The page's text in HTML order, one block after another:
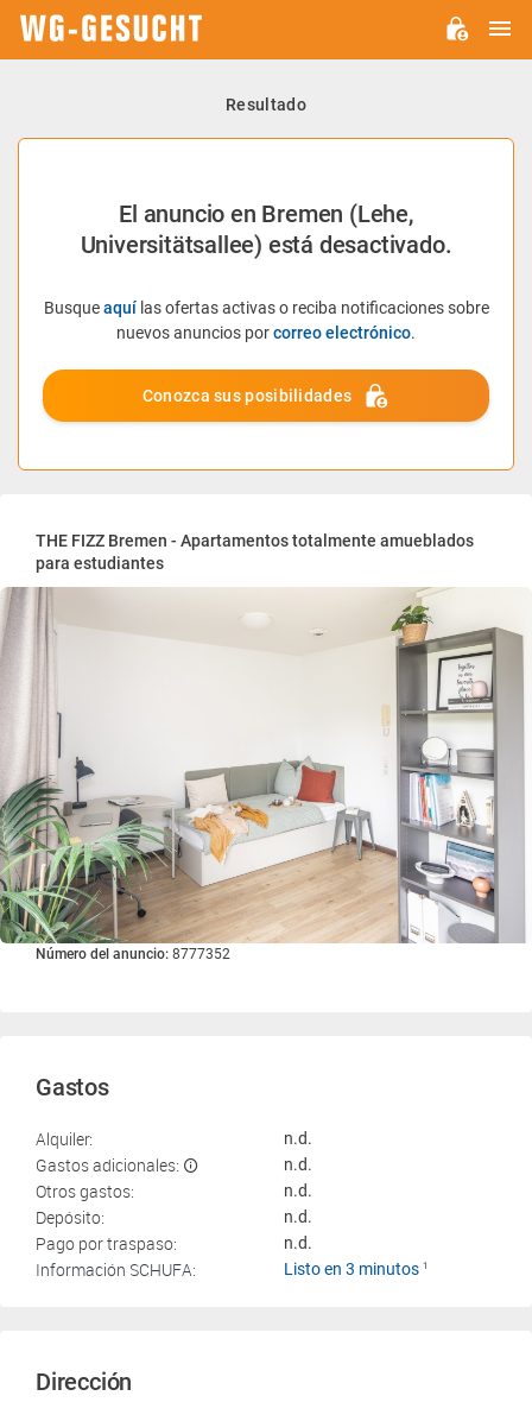
Resultado
El anuncio en Bremen (Lehe,
Universitätsallee) está desactivado.
Busqueaquílas ofertas activas o reciba notificaciones sobre
nuevos anuncios porcorreo electrónico.
Conozca sus posibilidades
THE FIZZ Bremen - Apartamentos totalmente amueblados
para estudiantes
Número del anuncio: 8777352
Gastos
Alquiler: n.d.
Gastos adicionales: n.d.
Otros gastos: n.d.
Depósito: n.d.
Pago por traspaso: n.d.
Información SCHUFA: Listo en 3 minutos 1
Dirección